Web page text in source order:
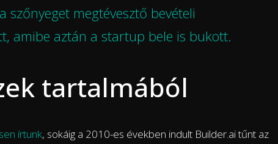
szőnyeget megtévesztő bevételi
amibe aztán a startup bele is bukott.
tartalmából
írtunk, sokáig a 2010-es években indult Builder.ai tűnt az